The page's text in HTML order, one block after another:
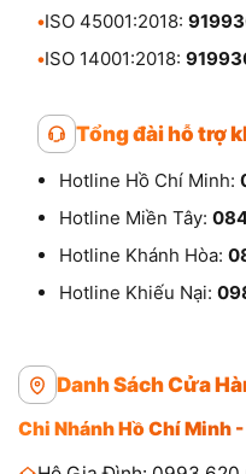
•ISO 45001:2018:
•ISO 14001:2018:
Tổng đài hỗ trợ
Hotline Hồ Chí Minh:
Hotline Miền Tây:
Hotline Khánh Hòa:
Hotline Khiếu Nại:
Danh Sách Cửa
Chi Nhánh Hồ Chí